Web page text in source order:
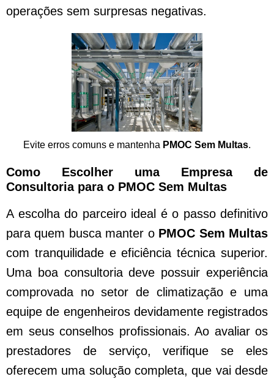
operações sem surpresas negativas.
Evite erros comuns e mantenha PMOC Sem Multas.
Como Escolher uma Empresa de
Consultoria para o PMOC Sem Multas
A escolha do parceiro ideal é o passo definitivo
para quem busca manter o PMOC Sem Multas
com tranquilidade e eficiência técnica superior.
Uma boa consultoria deve possuir experiência
comprovada no setor de climatização e uma
equipe de engenheiros devidamente registrados
em seus conselhos profissionais. Ao avaliar os
prestadores de serviço, verifique se eles
oferecem uma solução completa, que vai desde